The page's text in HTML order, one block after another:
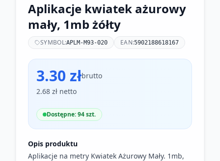
Aplikacje kwiatek ażurowy
mały, 1mb żółty
SYMBOL:APLM-M93-020 EAN:5902188618167
3.30 złbrutto
2.68 zł netto
Dostępne: 94 szt.
Opis produktu
Aplikacje na metry Kwiatek Ażurowy Mały. 1mb,